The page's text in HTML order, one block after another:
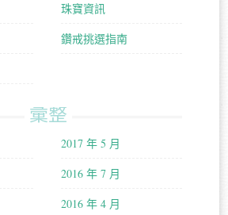
珠寶資訊
鑽戒挑選指南
彙整
2017 年 5 月
2016 年 7 月
2016 年 4 月